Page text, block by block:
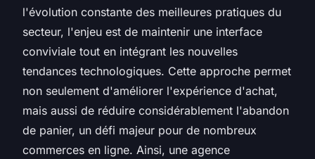
l'évolution constante des meilleures pratiques du
secteur, l'enjeu est de maintenir une interface
conviviale tout en intégrant les nouvelles
tendances technologiques. Cette approche permet
non seulement d'améliorer l'expérience d'achat,
mais aussi de réduire considérablement l'abandon
de panier, un défi majeur pour de nombreux
commerces en ligne. Ainsi, une agence